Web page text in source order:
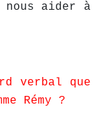
aider à
verbal que
Rémy ?